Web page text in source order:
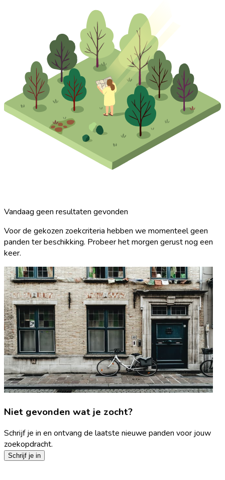
Vandaag geen resultaten gevonden
Voor de gekozen zoekcriteria hebben we momenteel geen
panden ter beschikking. Probeer het morgen gerust nog een
keer.
Niet gevonden wat je zocht?
Schrijf je in en ontvang de laatste nieuwe panden voor jouw
zoekopdracht.
Schrijf je in